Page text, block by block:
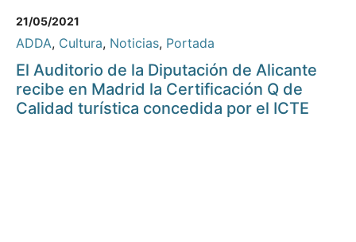
21/05/2021
ADDA, Cultura, Noticias, Portada
El Auditorio de la Diputación de Alicante
recibe en Madrid la Certificación Q de
Calidad turística concedida por el ICTE